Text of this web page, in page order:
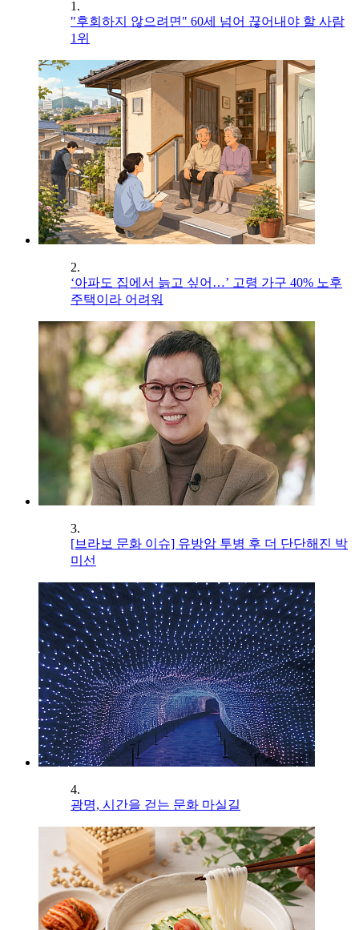
1.
"후회하지 않으려면" 60세 넘어 끊어내야 할 사람
1위
2.
‘아파도 집에서 늙고 싶어…’ 고령 가구 40% 노후
주택이라 어려워
3.
[브라보 문화 이슈] 유방암 투병 후 더 단단해진 박
미선
4.
광명, 시간을 걷는 문화 마실길